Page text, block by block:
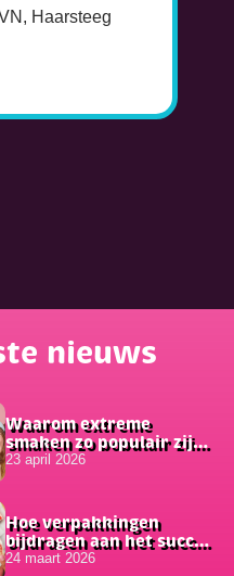
Haarsteeg
nieuws
Waarom extreme
smaken zo populair zijn
onder jongeren
23 april 2026
Hoe verpakkingen
bijdragen aan het succes
van online bestellingen
24 maart 2026